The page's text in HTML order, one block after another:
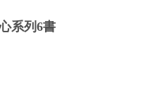
系列6書